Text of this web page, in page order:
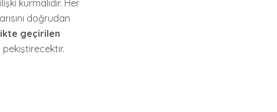
kurmalıdır. Her
doğrudan
geçirilen